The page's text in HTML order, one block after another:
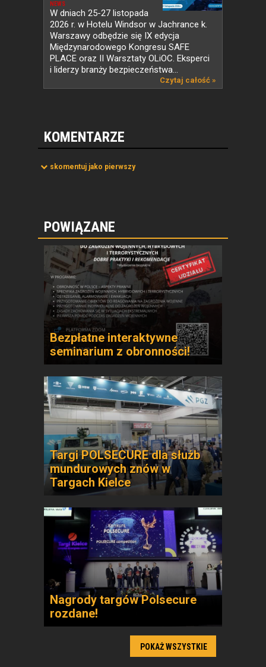
NEWS
W dniach 25-27 listopada
2026 r. w Hotelu Windsor w Jachrance k.
Warszawy odbędzie się IX edycja
Międzynarodowego Kongresu SAFE
PLACE oraz II Warsztaty OLiOC. Eksperci
i liderzy branży bezpieczeństwa...
Czytaj całość »
KOMENTARZE
skomentuj jako pierwszy
POWIĄZANE
Bezpłatne interaktywne
seminarium z obronności!
Targi POLSECURE dla służb
mundurowych znów w
Targach Kielce
Nagrody targów Polsecure
rozdane!
POKAŻ WSZYSTKIE